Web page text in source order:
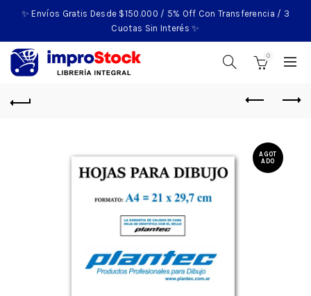
✨ Envíos Gratis Desde $150.000 / 5% Off Con Transferencia / 3
Cuotas Sin Interés ✨
0
AGOT
ADO